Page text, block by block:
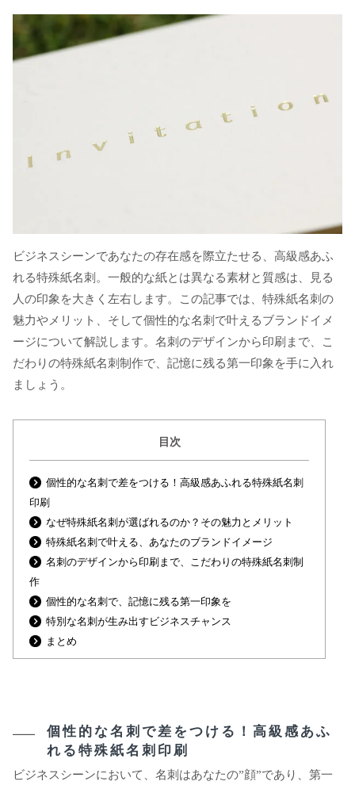
ビジネスシーンであなたの存在感を際立たせる、高級感あふ
れる特殊紙名刺。一般的な紙とは異なる素材と質感は、見る
人の印象を大きく左右します。この記事では、特殊紙名刺の
魅力やメリット、そして個性的な名刺で叶えるブランドイメ
ージについて解説します。名刺のデザインから印刷まで、こ
だわりの特殊紙名刺制作で、記憶に残る第一印象を手に入れ
ましょう。
目次
個性的な名刺で差をつける！高級感あふれる特殊紙名刺
印刷
なぜ特殊紙名刺が選ばれるのか？その魅力とメリット
特殊紙名刺で叶える、あなたのブランドイメージ
名刺のデザインから印刷まで、こだわりの特殊紙名刺制
作
個性的な名刺で、記憶に残る第一印象を
特別な名刺が生み出すビジネスチャンス
まとめ
個性的な名刺で差をつける！高級感あふ
れる特殊紙名刺印刷
ビジネスシーンにおいて、名刺はあなたの”顔”であり、第一